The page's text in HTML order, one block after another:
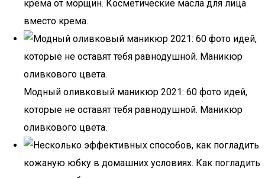
крема от морщин. Косметические масла для лица
вместо крема.
Модный оливковый маникюр 2021: 60 фото идей,
которые не оставят тебя равнодушной. Маникюр
оливкового цвета.